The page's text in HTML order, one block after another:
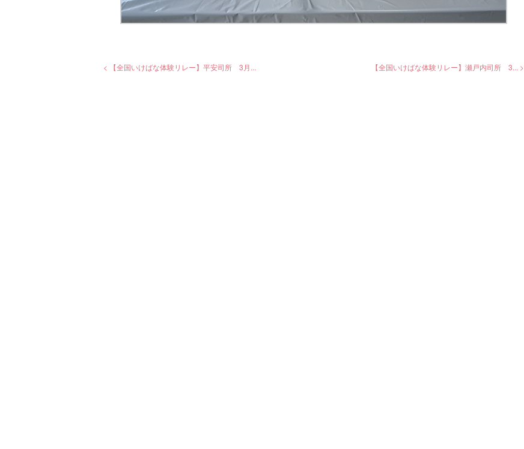
< 【全国いけばな体験リレー】平安司所 3月... 【全国いけばな体験リレー】瀬戸内司所 3... >